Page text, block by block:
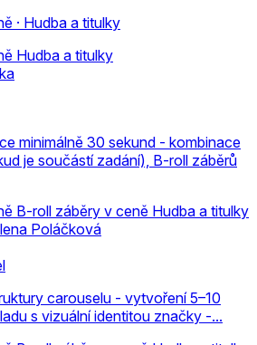
· Hudba a titulky
Hudba a titulky
minimálně 30 sekund - kombinace
je součástí zadání), B-roll záběrů
B-roll záběry v ceně Hudba a titulky
Poláčková
carouselu - vytvoření 5–10
s vizuální identitou značky -...